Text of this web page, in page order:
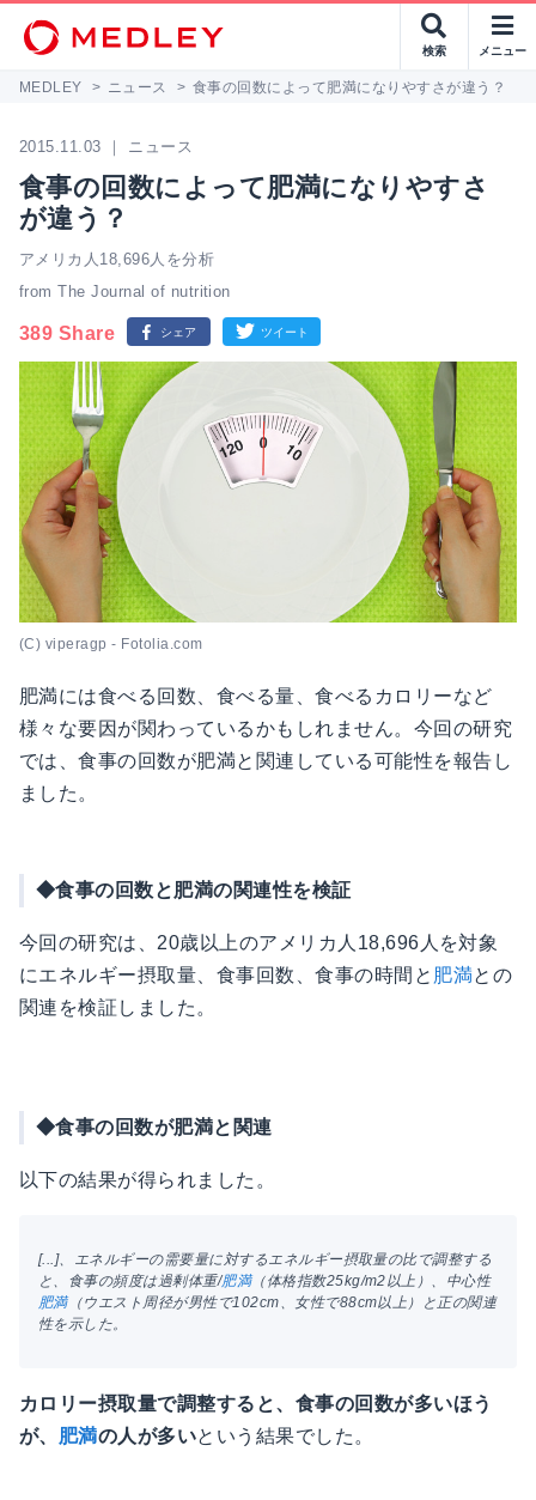
検索 メニュー
MEDLEY > ニュース > 食事の回数によって肥満になりやすさが違う？
2015.11.03 ｜ ニュース
食事の回数によって肥満になりやすさ
が違う？
アメリカ人18,696人を分析
from The Journal of nutrition
389 Share
(C) viperagp - Fotolia.com
肥満には食べる回数、食べる量、食べるカロリーなど
様々な要因が関わっているかもしれません。今回の研究
では、食事の回数が肥満と関連している可能性を報告し
ました。
◆食事の回数と肥満の関連性を検証
今回の研究は、20歳以上のアメリカ人18,696人を対象
にエネルギー摂取量、食事回数、食事の時間と 肥満との
関連を検証しました。
◆食事の回数が肥満と関連
以下の結果が得られました。
[...]、エネルギーの需要量に対するエネルギー摂取量の比で調整する
と、食事の頻度は過剰体重/肥満（体格指数25kg/m2以上）、中心性
肥満（ウエスト周径が男性で102cm、女性で88cm以上）と正の関連
性を示した。
カロリー摂取量で調整すると、食事の回数が多いほう
が、 肥満の人が多いという結果でした。